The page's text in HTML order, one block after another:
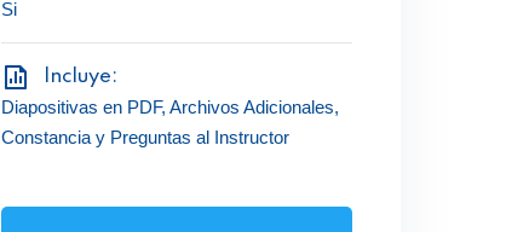
Si
Incluye:
Diapositivas en PDF, Archivos Adicionales,
Constancia y Preguntas al Instructor